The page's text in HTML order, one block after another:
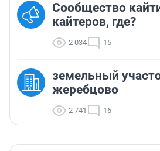
Сообщество
кайтеров, где?
2 034 15
земельный
жеребцово
2 741 16